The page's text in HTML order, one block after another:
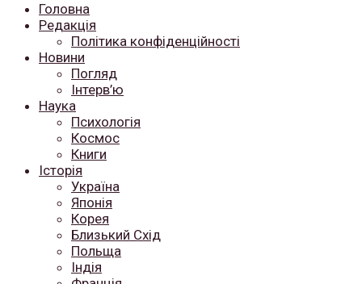
Головна
Редакція
Політика конфіденційності
Новини
Погляд
Інтерв’ю
Наука
Психологія
Космос
Книги
Історія
Україна
Японія
Корея
Близький Схід
Польща
Індія